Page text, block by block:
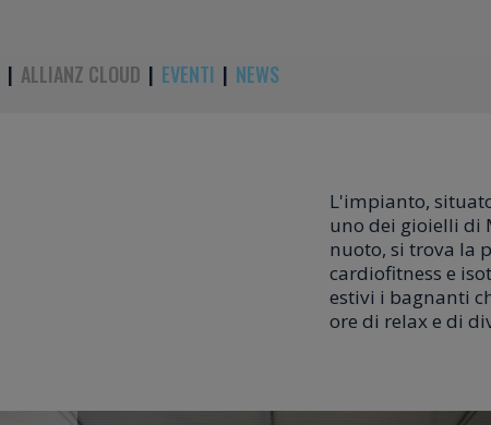
| ALLIANZ CLOUD | EVENTI | NEWS
L'impianto,
uno dei gioielli di
nuoto, si trova la
cardiofitness e
estivi i bagnanti
ore di relax e di